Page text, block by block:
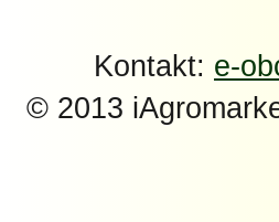
Kontakt: e-
© 2013